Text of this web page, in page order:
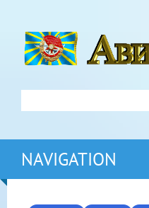
NAVIGATION